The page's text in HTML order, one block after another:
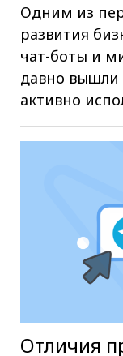
Одним из
развития
чат-боты и
давно вышли
активно
Отличия